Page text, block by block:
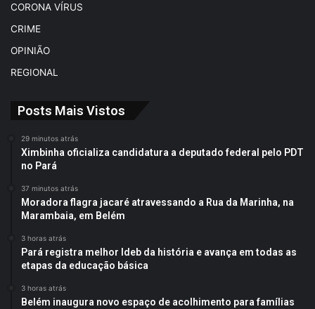
CORONA VÍRUS
CRIME
OPINIÃO
REGIONAL
Posts Mais Vistos
29 minutos atrás
Ximbinha oficializa candidatura a deputado federal pelo PDT
no Pará
37 minutos atrás
Moradora flagra jacaré atravessando a Rua da Marinha, na
Marambaia, em Belém
3 horas atrás
Pará registra melhor Ideb da história e avança em todas as
etapas da educação básica
3 horas atrás
Belém inaugura novo espaço de acolhimento para famílias